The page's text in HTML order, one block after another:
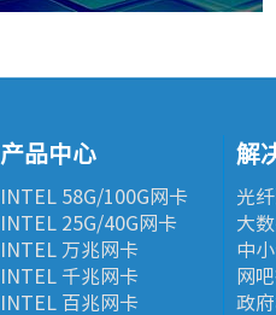
产品中心
INTEL 58G/100G网卡
INTEL 25G/40G网卡
INTEL 万兆网卡
INTEL 千兆网卡
INTEL 百兆网卡
解
光
大
中
网
政